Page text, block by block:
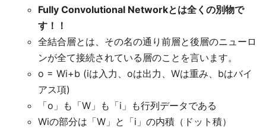
Fully Convolutional Networkとは全くの別物で
す！！
全結合層とは、その名の通り前層と後層のニューロ
ンが全て接続されている層のことを言います。
o = Wi+b (iは入力、oは出力、Wは重み、bはバイ
アス項)
「o」も「W」も「i」も行列データである
Wiの部分は「W」と「i」の内積（ドット積）